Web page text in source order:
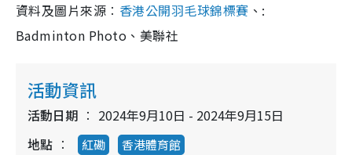
資料及圖片來源︰ 香港公開羽毛球錦標賽 、:
Badminton Photo、美聯社
活動資訊
活動日期
2024年9月10日 - 2024年9月15日
地點
紅磡 香港體育館